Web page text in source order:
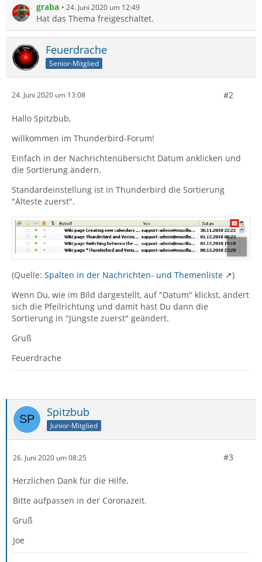
graba 24. Juni 2020 um 12:49
Hat das Thema freigeschaltet.
Feuerdrache
Senior-Mitglied
24. Juni 2020 um 13:08 #2
Hallo Spitzbub,
willkommen im Thunderbird-Forum!
Einfach in der Nachrichtenübersicht Datum anklicken und
die Sortierung ändern.
Standardeinstellung ist in Thunderbird die Sortierung
"Älteste zuerst".
(Quelle: Spalten in der Nachrichten- und Themenliste
)
Wenn Du, wie im Bild dargestellt, auf "Datum" klickst, ändert
sich die Pfeilrichtung und damit hast Du dann die
Sortierung in "Jüngste zuerst" geändert.
Gruß
Feuerdrache
Spitzbub
Junior-Mitglied
26. Juni 2020 um 08:25 #3
Herzlichen Dank für die Hilfe.
Bitte aufpassen in der Coronazeit.
Gruß
Joe